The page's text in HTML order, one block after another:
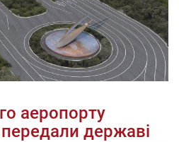
аеропорту
державі